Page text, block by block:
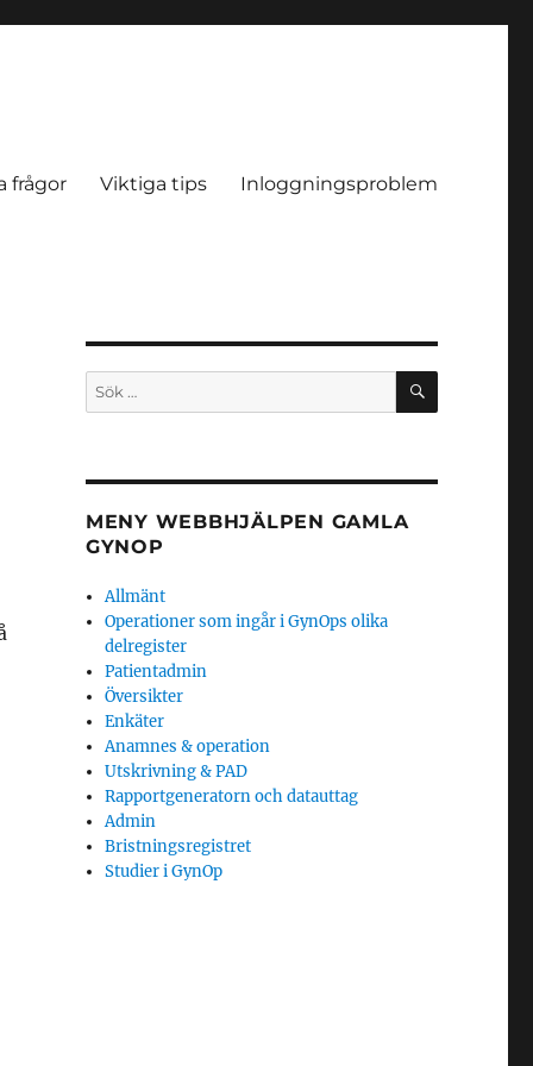
frågor Viktiga tips Inloggningsproblem
Sök
efter:
SÖK
MENY WEBBHJÄLPEN GAMLA
GYNOP
Allmänt
Operationer som ingår i GynOps olika
delregister
Patientadmin
Översikter
Enkäter
Anamnes & operation
Utskrivning & PAD
Rapportgeneratorn och datauttag
Admin
Bristningsregistret
Studier i GynOp